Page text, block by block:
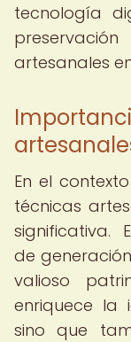
tecnología
artesanales
En el
técnicas
significativa.
de
valioso
enriquece la
sino que